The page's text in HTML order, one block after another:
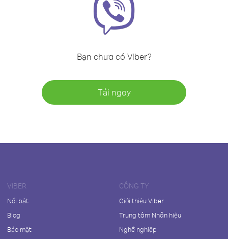
Bạn chưa có Viber?
Tải ngay
VIBER
Nổi bật
Blog
Bảo mật
CÔNG TY
Giới thiệu Viber
Trung tâm Nhãn hiệu
Nghề nghiệp